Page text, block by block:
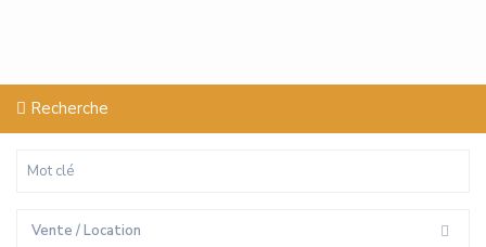
Recherche
Vente / Location